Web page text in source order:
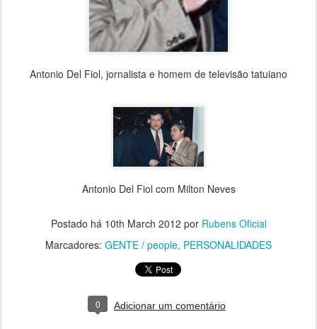
Antonio Del Fiol, jornalista e homem de televisão tatuiano
Antonio Del Fiol com Milton Neves
Postado há 10th March 2012 por Rubens Oficial
Marcadores: GENTE / people PERSONALIDADES
0 Adicionar um comentário